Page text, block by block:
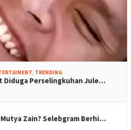
TRENDING
Diduga Perselingkuhan Jule…
Mutya Zain? Selebgram Berhi…